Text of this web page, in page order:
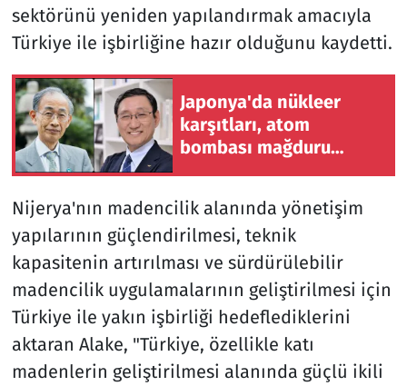
sektörünü yeniden yapılandırmak amacıyla
Türkiye ile işbirliğine hazır olduğunu kaydetti.
Japonya'da nükleer
karşıtları, atom
bombası mağduru
savunuyor
Nijerya'nın madencilik alanında yönetişim
yapılarının güçlendirilmesi, teknik
kapasitenin artırılması ve sürdürülebilir
madencilik uygulamalarının geliştirilmesi için
Türkiye ile yakın işbirliği hedeflediklerini
aktaran Alake, "Türkiye, özellikle katı
madenlerin geliştirilmesi alanında güçlü ikili